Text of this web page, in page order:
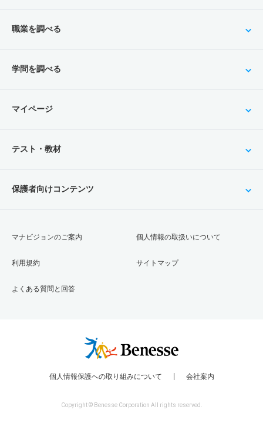
職業を調べる
学問を調べる
マイページ
テスト・教材
保護者向けコンテンツ
マナビジョンのご案内
利用規約
よくある質問と回答
個人情報の取扱いについて
サイトマップ
個人情報保護への取り組みについて 会社案内
Copyright © Benesse Corporation All rights reserved.